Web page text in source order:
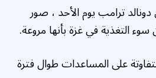
ترامب يوم الأحد ، صور
التغذية في غزة بأنها مروعة.
على المساعدات طوال فترة